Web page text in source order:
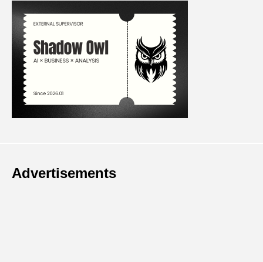
Advertisements